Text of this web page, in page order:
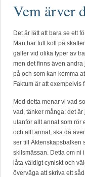
Vem ärver
Det är lätt att bara se ett
Man har full koll på
gäller vid olika typer av
men det finns även andra
på och som kan komma
Faktum är att
Med detta menar vi vad
vad, tänker många: det
utanför allt annat som rör
och allt annat, ska då
ser till Äktenskapsbalken
skilsmässan. Detta om ni
låta väldigt cyniskt och
överväga att skriva ett